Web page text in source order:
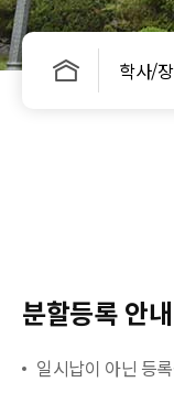
학사/
분할등록 안내
일시납이 아닌 등